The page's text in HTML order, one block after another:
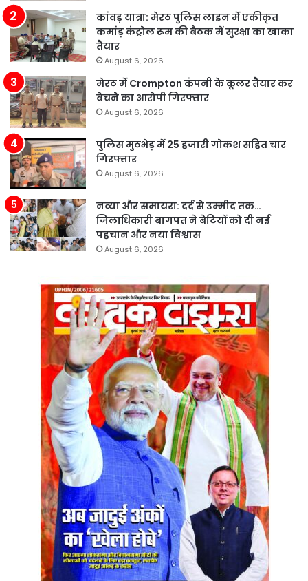
कांवड़ यात्रा: मेरठ पुलिस लाइन में एकीकृत
कमांड़ कंट्रोल रूम की बैठक में सुरक्षा का खाका
तैयार
August 6, 2026
मेरठ में Crompton कंपनी के कूलर तैयार कर
बेचने का आरोपी गिरफ्तार
August 6, 2026
पुलिस मुठभेड़ में 25 हजारी गोकश सहित चार
गिरफ्तार
August 6, 2026
नव्या और समायरा: दर्द से उम्मीद तक…
जिलाधिकारी बागपत ने बेटियों को दी नई
पहचान और नया विश्वास
August 6, 2026